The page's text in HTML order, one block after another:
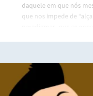
daquele em que nós
que nos impede de
poesias, é meu grande
ler Machado de Assis,
escritores. Talvez você